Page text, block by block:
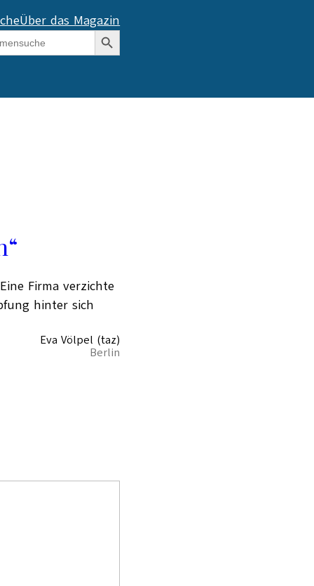
Über das Magazin
Search Button
Firma verzichte
hinter sich
Eva Völpel (taz)
Berlin